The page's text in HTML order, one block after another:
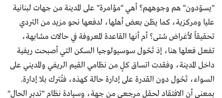
"يسوّدون" هم وجوههم؟ أهي "مؤامرة" على المدينة من جهات لبنانية
عليا ومركزية، كما يظن بعض أهلها، لدفعها نحو مزيد من التردي
تحقيقاً لأغراض شتى؟ أم أنها القاعدة المعروفة في حالات مشابهة،
تفعل فعلها هنا، إذ تَحُول سوسيولوجيا السكن التي أصبحت ريفية
داخل المدينة، وفقدت اتساق كلٍ من نظامي القيم الريفي والمديني على
السواء، تَحُول دون القدرة على إدارة حالة كهذه، فتُترك بلا إدارة.
بمعنى أن الافتقاد لحقل مرجعي من جهة، وسيادة نظام "تدبر الحال"